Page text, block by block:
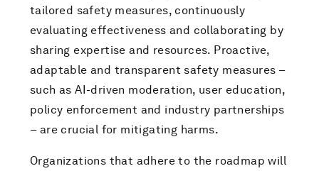
tailored safety measures, continuously
evaluating effectiveness and collaborating by
sharing expertise and resources. Proactive,
adaptable and transparent safety measures –
such as AI-driven moderation, user education,
policy enforcement and industry partnerships
– are crucial for mitigating harms.
Organizations that adhere to the roadmap will